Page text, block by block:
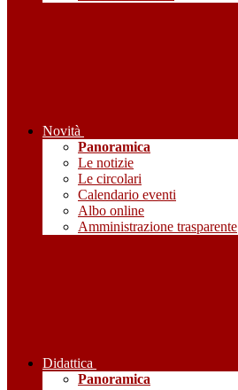
Novità
Panoramica
Le notizie
Le circolari
Calendario eventi
Albo online
Amministrazione trasparente
Didattica
Panoramica